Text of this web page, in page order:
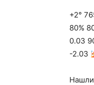
+2°
80%
0.03
-2.03